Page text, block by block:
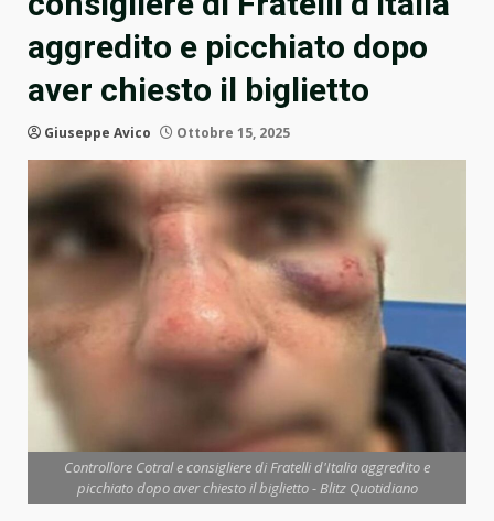
aggredito e picchiato dopo
aver chiesto il biglietto
Giuseppe Avico Ottobre 15, 2025
Controllore Cotral e consigliere di Fratelli d'Italia aggredito e
picchiato dopo aver chiesto il biglietto - Blitz Quotidiano